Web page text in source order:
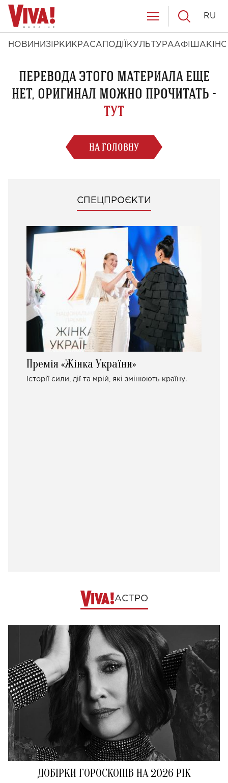
НОВИНИ ЗІРКИ КРАСА ПОДІЇ КУЛЬТУРААФІША КІНО
RU
ПЕРЕВОДА ЭТОГО МАТЕРИАЛА ЕЩЕ
НЕТ, ОРИГИНАЛ МОЖНО ПРОЧИТАТЬ -
ТУТ
НА ГОЛОВНУ
СПЕЦПРОЄКТИ
Премія «Жінка України»
Історії сили, дії та мрій, які змінюють країну.
АСТРО
ДОБІРКИ ГОРОСКОПІВ НА 2026 РІК